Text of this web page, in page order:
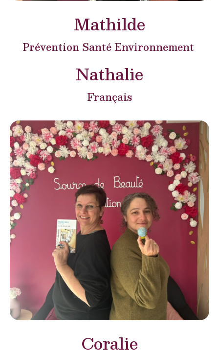
Mathilde
Prévention Santé Environnement
Nathalie
Français
Coralie